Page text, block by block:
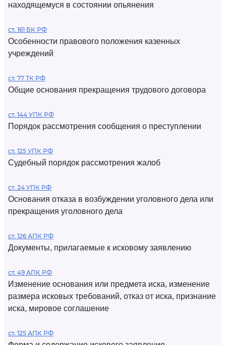
находящемуся в состоянии опьянения
ст. 161 БК РФ
Особенности правового положения казенных
учреждений
ст. 77 ТК РФ
Общие основания прекращения трудового договора
ст. 144 УПК РФ
Порядок рассмотрения сообщения о преступлении
ст. 125 УПК РФ
Судебный порядок рассмотрения жалоб
ст. 24 УПК РФ
Основания отказа в возбуждении уголовного дела или
прекращения уголовного дела
ст. 126 АПК РФ
Документы, прилагаемые к исковому заявлению
ст. 49 АПК РФ
Изменение основания или предмета иска, изменение
размера исковых требований, отказ от иска, признание
иска, мировое соглашение
ст. 125 АПК РФ